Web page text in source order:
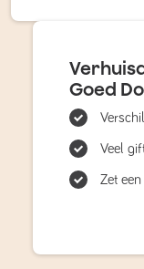
Goed
Veel
Zet